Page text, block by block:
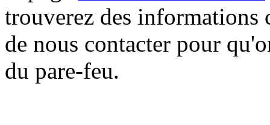
trouverez des informations
de nous contacter pour
du pare-feu.